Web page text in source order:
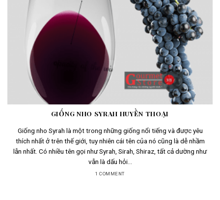
GIỐNG NHO SYRAH HUYỀN THOẠI
Giống nho Syrah là một trong những giống nổi tiếng và được yêu
thích nhất ở trên thế giới, tuy nhiên cái tên của nó cũng là dễ nhầm
lẫn nhất. Có nhiều tên gọi như Syrah, Sirah, Shiraz, tất cả dường như
vẫn là dấu hỏi...
1 COMMENT